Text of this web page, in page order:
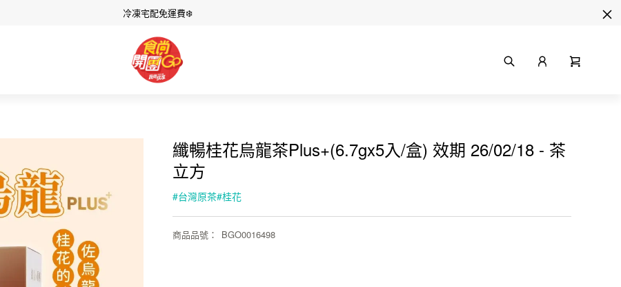
冷凍宅配免運費❄️
纖暢桂花烏龍茶Plus+(6.7gx5入/盒) 效期 26/02/18 - 茶
立方
#台灣原茶#桂花
商品品號 ： BGO0016498